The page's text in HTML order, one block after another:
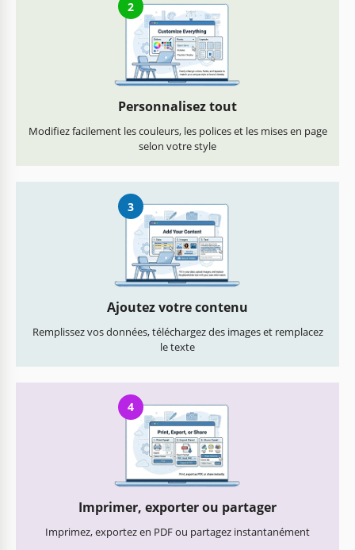
2
Personnalisez tout
Modifiez facilement les couleurs, les polices et les mises en page
selon votre style
3
Ajoutez votre contenu
Remplissez vos données, téléchargez des images et remplacez
le texte
4
Imprimer, exporter ou partager
Imprimez, exportez en PDF ou partagez instantanément